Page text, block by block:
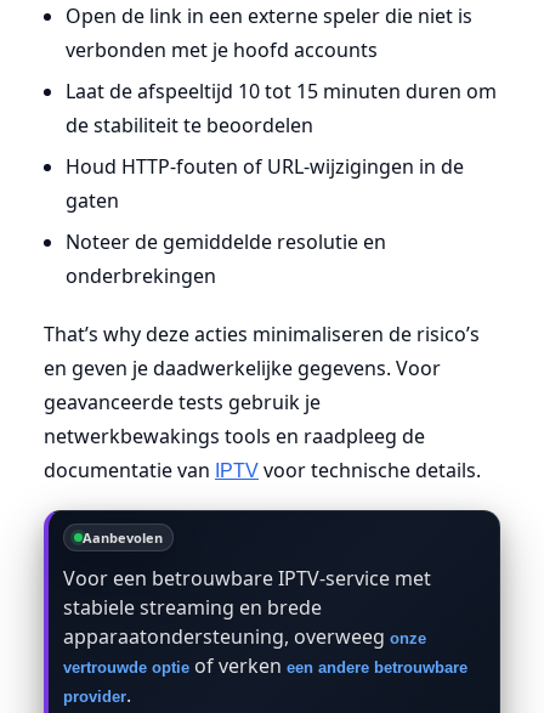
Open de link in een externe speler die niet is
verbonden met je hoofd accounts
Laat de afspeeltijd 10 tot 15 minuten duren om
de stabiliteit te beoordelen
Houd HTTP-fouten of URL-wijzigingen in de
gaten
Noteer de gemiddelde resolutie en
onderbrekingen
That’s why deze acties minimaliseren de risico’s
en geven je daadwerkelijke gegevens. Voor
geavanceerde tests gebruik je
netwerkbewakings tools en raadpleeg de
documentatie van
IPTV voor technische details.
Aanbevolen
Voor een betrouwbare IPTV-service met
stabiele streaming en brede
apparaatondersteuning, overweeg onze
vertrouwde optie of verken een andere betrouwbare
provider.